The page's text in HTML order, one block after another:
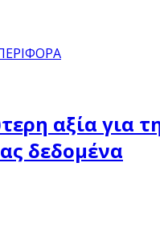
αξία για
δεδομένα